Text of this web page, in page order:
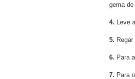
gema de
4. Leve
5.
6. Para
7. Para